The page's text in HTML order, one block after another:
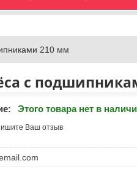
210 мм
с
Этого товара нет в
Ваш отзыв